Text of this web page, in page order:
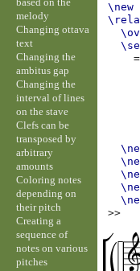
\new
=
>>
melody
Changing ottava
text
Changing the
ambitus gap
Changing the
interval of lines
on the stave
Clefs can be
transposed by
arbitrary
amounts
Coloring notes
depending on
their pitch
Creating a
sequence of
notes on various
pitches